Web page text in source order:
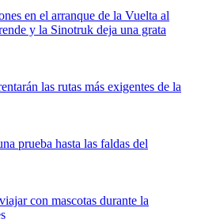
en el arranque de la Vuelta al
y la Sinotruk deja una grata
las rutas más exigentes de la
prueba hasta las faldas del
con mascotas durante la